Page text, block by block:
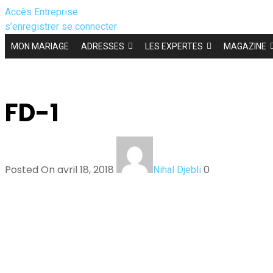
Accès Entreprise
s’enregistrer se connecter
MON MARIAGE ADRESSES LES EXPERTES MAGAZINE
FD-1
Posted On avril 18, 2018 Nihal Djebli 0